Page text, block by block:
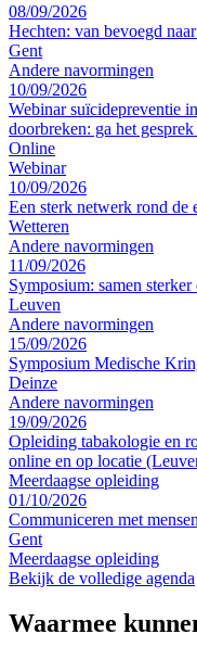
08/09/2026
Hechten: van bevoegd
Gent
Andere navormingen
10/09/2026
Webinar suïcidepreventie
doorbreken: ga het gesprek
Online
Webinar
10/09/2026
Een sterk netwerk rond de
Wetteren
Andere navormingen
11/09/2026
Symposium: samen
Leuven
Andere navormingen
15/09/2026
Symposium Medische
Deinze
Andere navormingen
19/09/2026
Opleiding tabakologie en
online en op locatie
Meerdaagse opleiding
01/10/2026
Communiceren met
Gent
Meerdaagse opleiding
Bekijk de volledige agenda
Waarmee